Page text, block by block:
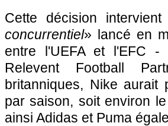
Cette décision
concurrentiel» lancé en
entre l'UEFA et l'EFC -
Relevent Football
britanniques, Nike aurait
par saison, soit environ
ainsi Adidas et Puma